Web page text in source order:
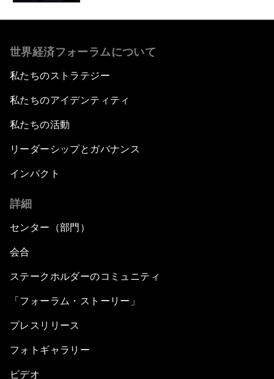
世界経済フォーラムについて
私たちのストラテジー
私たちのアイデンティティ
私たちの活動
リーダーシップとガバナンス
インパクト
詳細
センター（部門）
会合
ステークホルダーのコミュニティ
「フォーラム・ストーリー」
プレスリリース
フォトギャラリー
ビデオ